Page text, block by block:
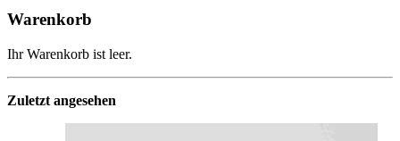
Warenkorb
Ihr Warenkorb ist leer.
Zuletzt angesehen